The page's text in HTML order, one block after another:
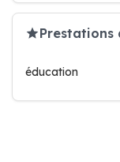
Prestations
éducation